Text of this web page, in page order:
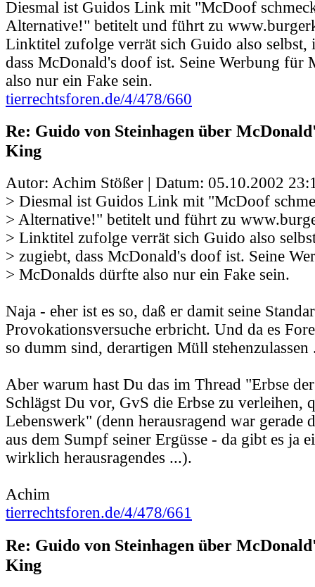
Diesmal ist Guidos Link mit "McDoof
Alternative!" betitelt und führt zu
Linktitel zufolge verrät sich Guido also selbst,
dass McDonald's doof ist. Seine Werbung für
also nur ein Fake sein.
tierrechtsforen.de/4/478/660
Re: Guido von Steinhagen über
King
Autor: Achim Stößer | Datum: 05.10.2002
> Diesmal ist Guidos Link mit "McDoof
> Alternative!" betitelt und führt zu
> Linktitel zufolge verrät sich Guido also
> zugiebt, dass McDonald's doof ist. Seine
> McDonalds dürfte also nur ein Fake sein.
Naja - eher ist es so, daß er damit seine
Provokationsversuche erbricht. Und da es
so dumm sind, derartigen Müll stehenzulassen
Aber warum hast Du das im Thread "Erbse
Schlägst Du vor, GvS die Erbse zu verleihen,
Lebenswerk" (denn herausragend war gerade
aus dem Sumpf seiner Ergüsse - da gibt es ja
wirklich herausragendes ...).
Achim
tierrechtsforen.de/4/478/661
Re: Guido von Steinhagen über
King